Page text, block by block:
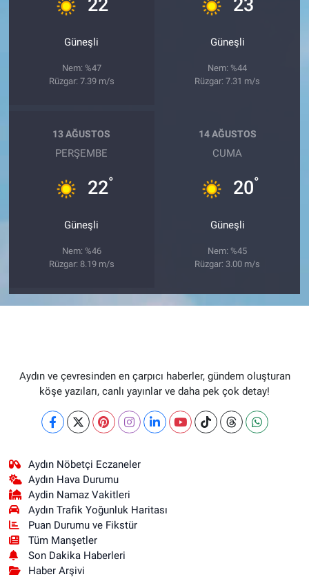
Güneşli
Nem: %47
Rüzgar: 7.39 m/s
Güneşli
Nem: %44
Rüzgar: 7.31 m/s
13 AĞUSTOS
PERŞEMBE
22°
Güneşli
Nem: %46
Rüzgar: 8.19 m/s
14 AĞUSTOS
CUMA
20°
Güneşli
Nem: %45
Rüzgar: 3.00 m/s
Aydın ve çevresinden en çarpıcı haberler, gündem oluşturan
köşe yazıları, canlı yayınlar ve daha pek çok detay!
Aydın Nöbetçi Eczaneler
Aydın Hava Durumu
Aydin Namaz Vakitleri
Aydın Trafik Yoğunluk Haritası
Puan Durumu ve Fikstür
Tüm Manşetler
Son Dakika Haberleri
Haber Arşivi